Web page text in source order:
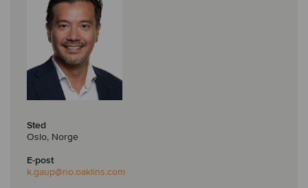
Sted
Oslo, Norge
E-post
k.gaup@no.oaklins.com